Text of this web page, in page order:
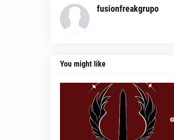
fusionfreakgrupo
You might like